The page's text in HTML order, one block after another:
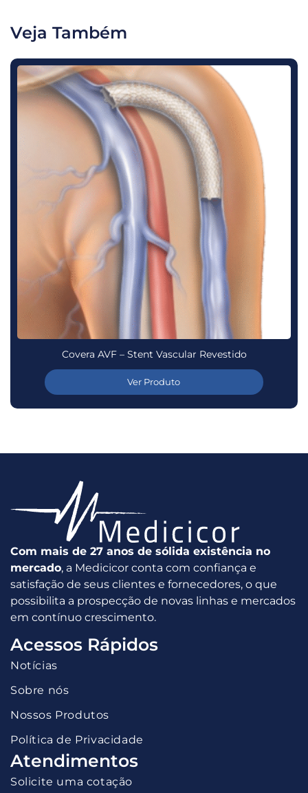
Veja Também
Covera AVF – Stent Vascular Revestido
Ver Produto
Com mais de 27 anos de sólida existência no
mercado, a Medicicor conta com confiança e
satisfação de seus clientes e fornecedores, o que
possibilita a prospecção de novas linhas e mercados
em contínuo crescimento.
Acessos Rápidos
Notícias
Sobre nós
Nossos Produtos
Política de Privacidade
Atendimentos
Solicite uma cotação